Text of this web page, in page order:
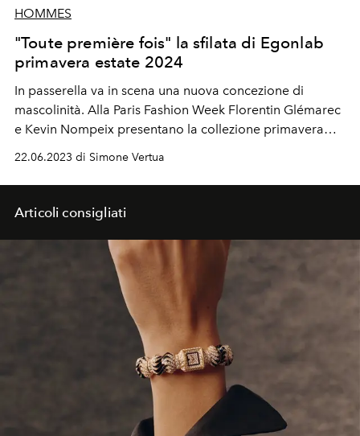
HOMMES
"Toute première fois" la sfilata di Egonlab
primavera estate 2024
In passerella va in scena una nuova concezione di
mascolinità. Alla Paris Fashion Week Florentin Glémarec
e Kevin Nompeix presentano la collezione primavera
estate 2024.
22.06.2023 di Simone Vertua
Articoli consigliati